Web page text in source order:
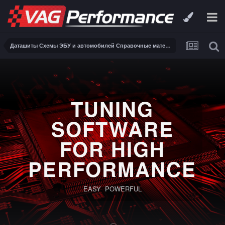
Даташиты Схемы ЭБУ и автомобилей Справочные материалы, инструкции, описания, книги Заказ и поиск схем ЭБУ и автомобилей
TUNING
SOFTWARE
FOR HIGH
PERFORMANCE
EASY POWERFUL